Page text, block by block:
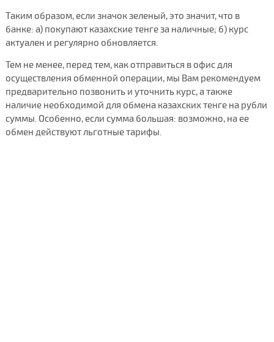
Таким образом, если значок зеленый, это значит, что в
банке: а) покупают казахские тенге за наличные; б) курс
актуален и регулярно обновляется.
Тем не менее, перед тем, как отправиться в офис для
осуществления обменной операции, мы Вам рекомендуем
предварительно позвонить и уточнить курс, а также
наличие необходимой для обмена казахских тенге на рубли
суммы. Особенно, если сумма большая: возможно, на ее
обмен действуют льготные тарифы.